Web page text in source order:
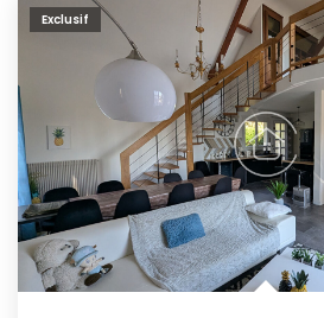
Exclusif